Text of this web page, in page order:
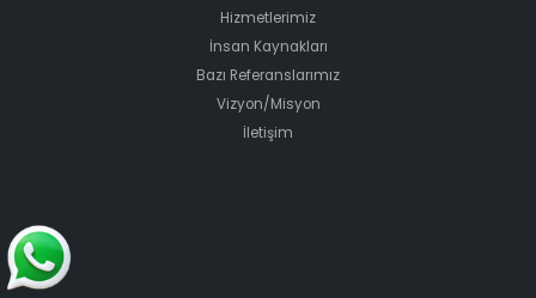
Hizmetlerimiz
İnsan Kaynakları
Bazı Referanslarımız
Vizyon/Misyon
İletişim